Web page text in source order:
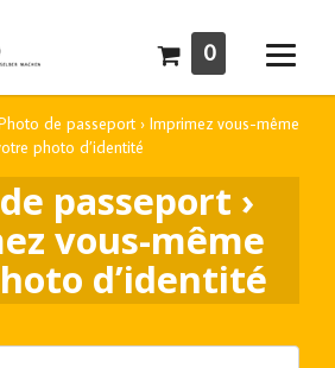
0
de passeport › Imprimez vous-même
photo d’identité
passeport ›
vous-même
d’identité
Rechercher